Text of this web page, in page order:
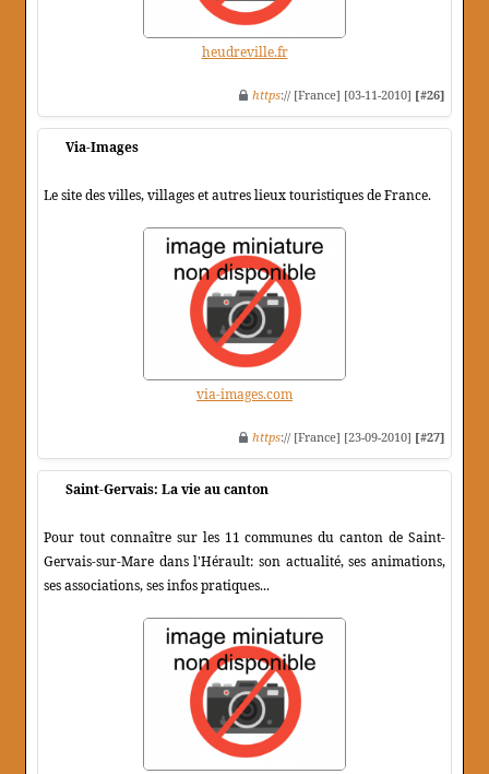
heudreville.fr
https:// [France] [03-11-2010] [#26]
Via-Images
Le site des villes, villages et autres lieux touristiques de France.
via-images.com
https:// [France] [23-09-2010] [#27]
Saint-Gervais: La vie au canton
Pour tout connaître sur les 11 communes du canton de Saint-
Gervais-sur-Mare dans l'Hérault: son actualité, ses animations,
ses associations, ses infos pratiques...